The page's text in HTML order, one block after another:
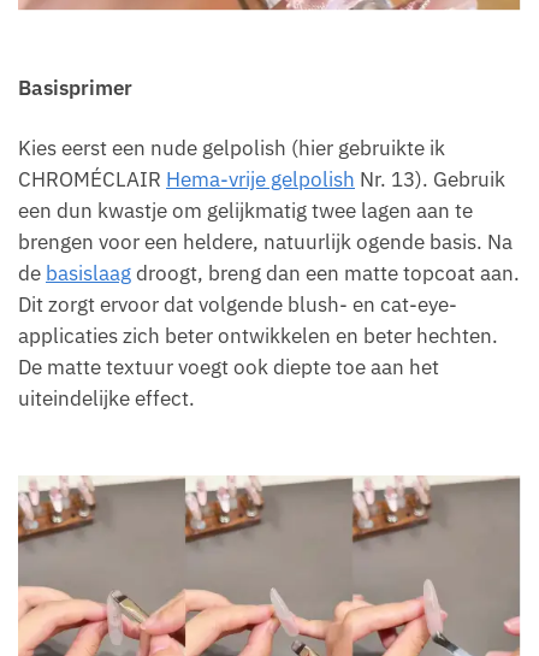
Basisprimer
Kies eerst een nude gelpolish (hier gebruikte ik
CHROMÉCLAIR Hema-vrije gelpolish Nr. 13). Gebruik
een dun kwastje om gelijkmatig twee lagen aan te
brengen voor een heldere, natuurlijk ogende basis. Na
de basislaagdroogt, breng dan een matte topcoat aan.
Dit zorgt ervoor dat volgende blush- en cat-eye-
applicaties zich beter ontwikkelen en beter hechten.
De matte textuur voegt ook diepte toe aan het
uiteindelijke effect.